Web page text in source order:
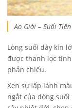
Ao Giời – Suối Tiên
Lòng suối dày kín
được thanh lọc
phản chiếu.
Xen sự lấp lánh
ngắt của dòng